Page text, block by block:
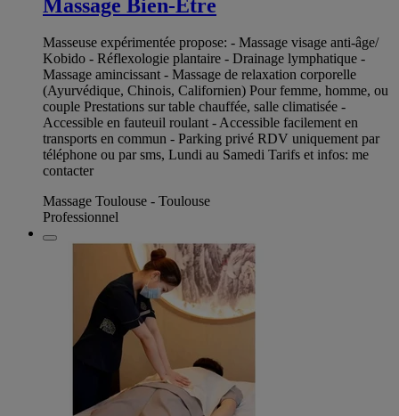
Massage Bien-Être
Masseuse expérimentée propose: - Massage visage anti-âge/
Kobido - Réflexologie plantaire - Drainage lymphatique -
Massage amincissant - Massage de relaxation corporelle
(Ayurvédique, Chinois, Californien) Pour femme, homme, ou
couple Prestations sur table chauffée, salle climatisée -
Accessible en fauteuil roulant - Accessible facilement en
transports en commun - Parking privé RDV uniquement par
téléphone ou par sms, Lundi au Samedi Tarifs et infos: me
contacter
Massage Toulouse - Toulouse
Professionnel